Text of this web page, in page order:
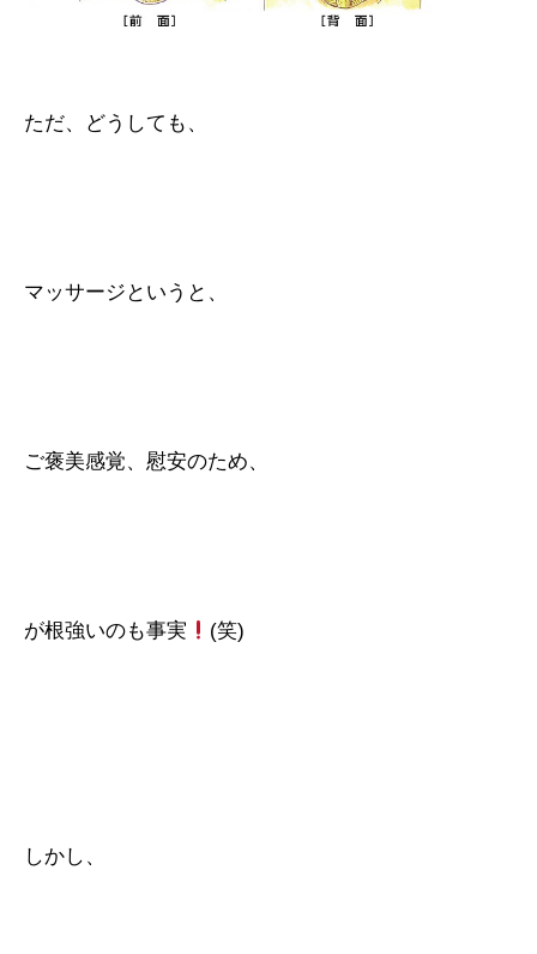
ただ、どうしても、
マッサージというと、
ご褒美感覚、慰安のため、
が根強いのも事実 (笑)
しかし、